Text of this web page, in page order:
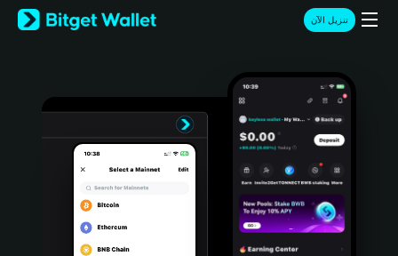
English
日本語
Türkçe
Português (Portugal)
تنزيل الآن